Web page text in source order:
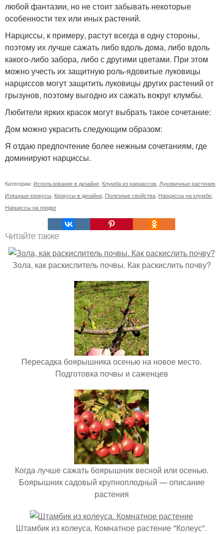
любой фантазии, но не стоит забывать некоторые
особенности тех или иных растений.
Нарциссы, к примеру, растут всегда в одну стороны,
поэтому их лучше сажать либо вдоль дома, либо вдоль
какого-либо забора, либо с другими цветами. При этом
можно учесть их защитную роль-ядовитые луковицы
нарциссов могут защитить луковицы других растений от
грызунов, поэтому выгодно их сажать вокруг клумбы.
Любители ярких красок могут выбрать такое сочетание:
Дом можно украсить следующим образом:
Я отдаю предпочтение более нежным сочетаниям, где
доминируют нарциссы.
Категории: Использование в дизайне Клумба из нарциссов Луковичные растения
Изящные крокусы Крокусы в дизайне Полезные свойства Нарциссы на клумбе
Нарциссы на грядке
Читайте также
Зола, как раскислитель почвы. Как раскислить почву?
Пересадка боярышника осенью на новое место.
Подготовка почвы и саженцев
Когда лучше сажать боярышник весной или осенью.
Боярышник садовый крупноплодный — описание
растения
Штамбик из колеуса. Комнатное растение "Колеус".